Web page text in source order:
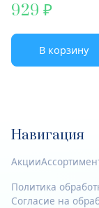
929
В корзину
Навигация
Акции
Политика
Согласие на